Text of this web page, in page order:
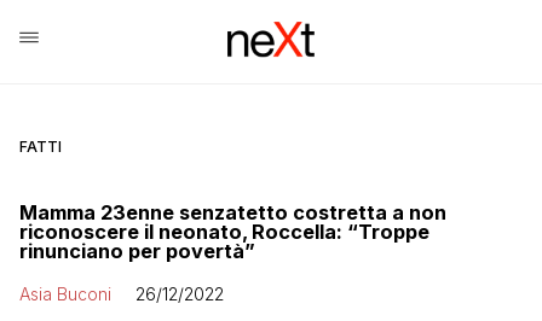
FATTI
Mamma 23enne senzatetto costretta a non
riconoscere il neonato, Roccella: “Troppe
rinunciano per povertà”
Asia Buconi 26/12/2022